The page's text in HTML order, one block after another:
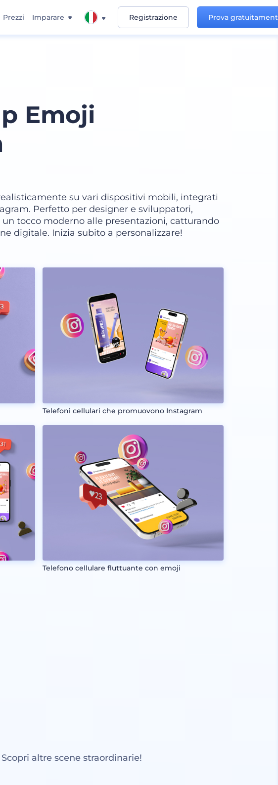
Prezzi Imparare Registrazione Prova
Emoji
su vari dispositivi mobili, integrati
Perfetto per designer e sviluppatori,
tocco moderno alle presentazioni, catturando
digitale. Inizia subito a personalizzare!
Telefoni cellulari che promuovono Instagram
Telefono cellulare fluttuante con emoji
altre scene straordinarie!